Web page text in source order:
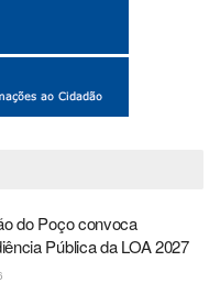
do Poço convoca
Pública da LOA 2027